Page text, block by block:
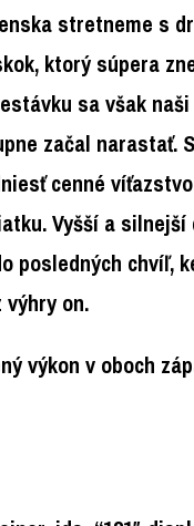
stretneme s
ktorý súpera
sa však
začal
cenné
Vyšší a
posledných chvíľ,
on.
výkon v oboch